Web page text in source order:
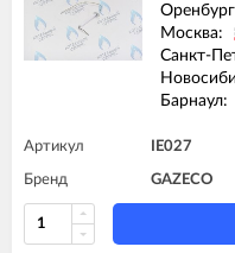
Москва:
Санкт-
Барнаул:
Артикул IE027
Бренд GAZECO